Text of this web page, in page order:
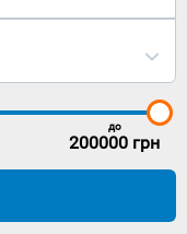
до
200000 грн